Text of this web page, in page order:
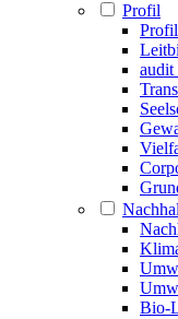
Profil
Profil
audit
Bio-